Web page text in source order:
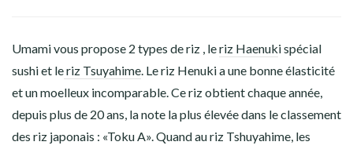
Umami vous propose 2 types de riz , leriz Haenuki spécial
sushi et leriz Tsuyahime. Le riz Henuki a une bonne élasticité
et un moelleux incomparable. Ce riz obtient chaque année,
depuis plus de 20 ans, la note la plus élevée dans le classement
des riz japonais : «Toku A». Quand au riz Tshuyahime, les